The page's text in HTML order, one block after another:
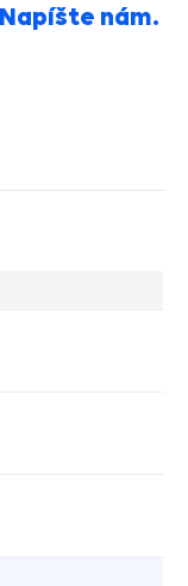
nám.